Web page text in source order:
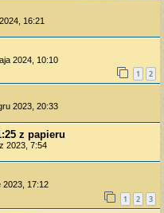
16:21
2024, 10:10
1 2
2023, 20:33
z papieru
2023, 7:54
2023, 17:12
1 2 3